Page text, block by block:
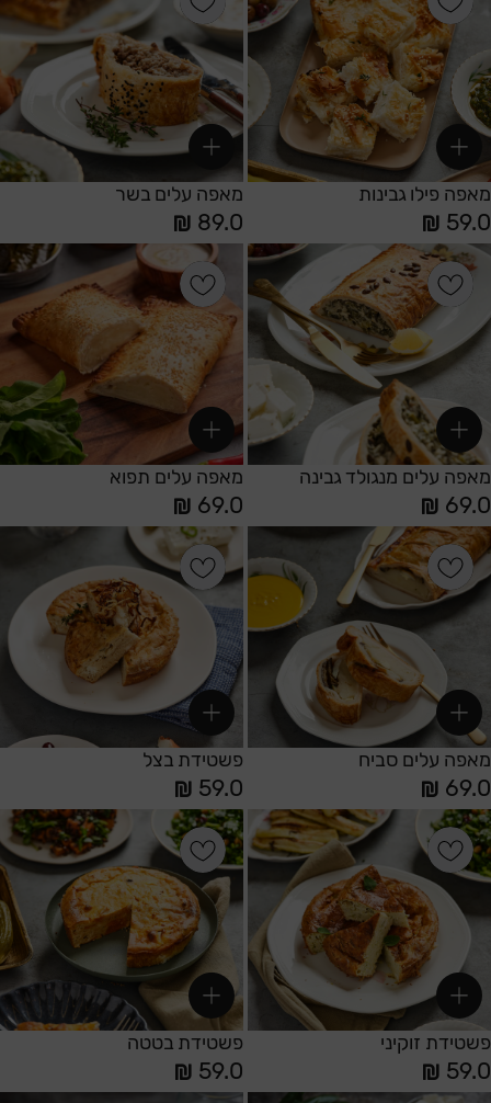
מאפה פילו גבינות
59.0
מאפה עלים בשר
89.0
הוספה לסל
מאפה עלים מנגולד גבינה
69.0
הוספה לסל
מאפה עלים תפוא
69.0
הוספה לסל
מאפה עלים סביח
69.0
הוספה לסל
פשטידת בצל
59.0
הוספה לסל
פשטידת זוקיני
59.0
הוספה לסל
פשטידת בטטה
59.0